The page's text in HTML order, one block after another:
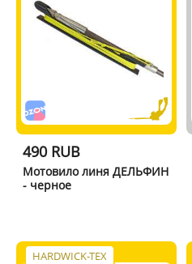
490 RUB
Мотовило линя ДЕЛЬФИН
- черное
HARDWICK-TEX